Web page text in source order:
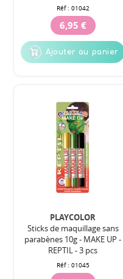
Réf : 01042
6,95 €
Ajouter au panier
PLAYCOLOR
Sticks de maquillage sans
parabènes 10g - MAKE UP -
REPTIL - 3 pcs
Réf : 01045